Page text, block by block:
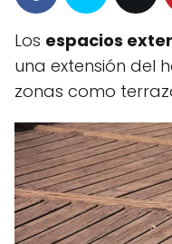
Los espacios
una extensión del
zonas como